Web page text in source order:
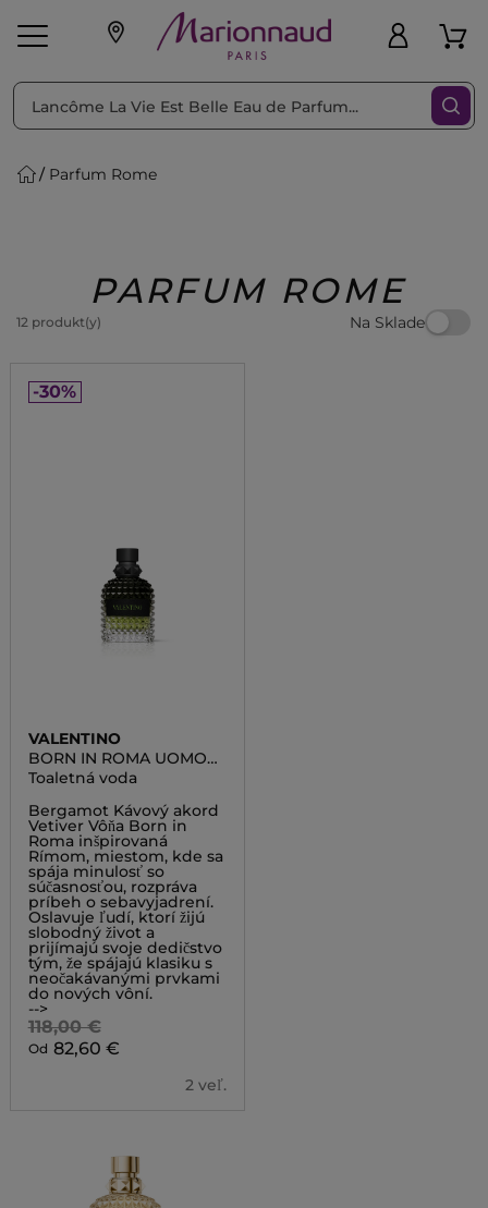
pleť Líčenie
Beauty
Parfum Rome
PARFUM ROME
12 produkt(y) Na Sklade
Triediť podľa Filtrovať
-30%
VALENTINO
BORN IN ROMA UOMO
GREEN STRAVAGANZA
Toaletná voda
Bergamot Kávový akord
Vetiver Vôňa Born in
Roma inšpirovaná
Rímom, miestom, kde sa
spája minulosť so
súčasnosťou, rozpráva
príbeh o sebavyjadrení.
Oslavuje ľudí, ktorí žijú
slobodný život a
prijímajú svoje dedičstvo
tým, že spájajú klasiku s
neočakávanými prvkami
do nových vôní.
-->
118,00 €
Od 82,60 €
2 veľ.